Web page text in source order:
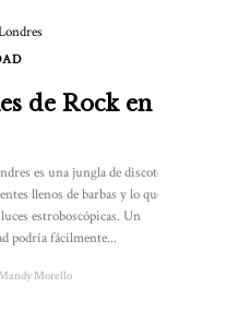
de Rock en
es una jungla de discotecas
llenos de barbas y lo que parece
estroboscópicas. Un
podría fácilmente...
Mandy Morello